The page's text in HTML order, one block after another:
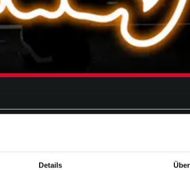
Details